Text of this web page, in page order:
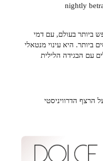
nightly
ביותר בעולם, עם דמי
ביותר. היא עינוי מנטאלי
עם הבגידה הלילית
הרצף הדרוויניסטי